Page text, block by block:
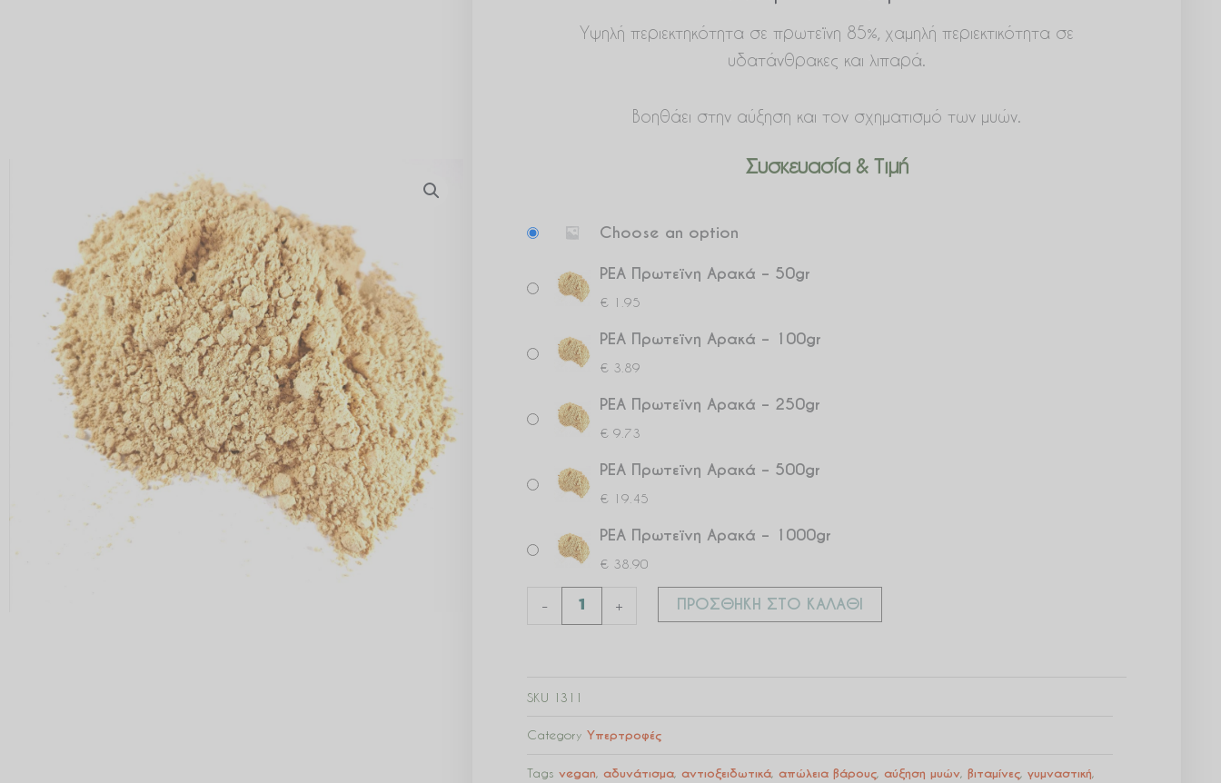
Υψηλή περιεκτηκότητα σε πρωτεϊνη 85%, χαμηλή περιεκτικότητα σε
υδατάνθρακες και λιπαρά.
Βοηθάει στην αύξηση και τον σχηματισμό των μυών.
Συσκευασία & Τιμή
Choose an option
PEA Πρωτεϊνη Αρακά – 50gr
€ 1.95
PEA Πρωτεϊνη Αρακά – 100gr
€ 3.89
PEA Πρωτεϊνη Αρακά – 250gr
€ 9.73
PEA Πρωτεϊνη Αρακά – 500gr
€ 19.45
PEA Πρωτεϊνη Αρακά – 1000gr
€ 38.90
-
Αρακά
ποσότητα
+ ΠΡΟΣΘΉΚΗ ΣΤΟ ΚΑΛΆΘΙ
SKU 1311
Category Υπερτροφές
Tags vegan, αδυνάτισμα, αντιοξειδωτικά, απώλεια βάρους, αύξηση μυών, βιταμίνες, γυμναστική,